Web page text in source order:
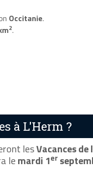
Occitanie.
2.
à L'Herm ?
lesVacances
lemardi 1er